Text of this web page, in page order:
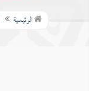
الرئيسية